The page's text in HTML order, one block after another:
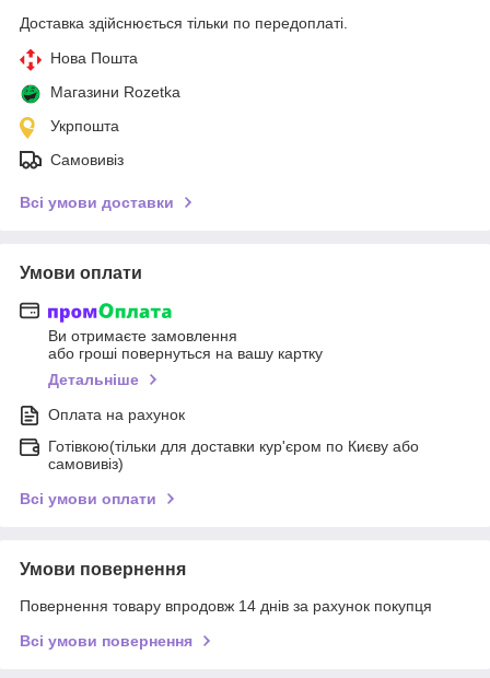
Доставка здійснюється тільки по передоплаті.
Нова Пошта
Магазини Rozetka
Укрпошта
Самовивіз
Всі умови доставки
Умови оплати
Ви отримаєте замовлення
або гроші повернуться на вашу картку
Детальніше
Оплата на рахунок
Готівкою(тільки для доставки кур'єром по Києву або
самовивіз)
Всі умови оплати
Умови повернення
Повернення товару впродовж 14 днів за рахунок покупця
Всі умови повернення